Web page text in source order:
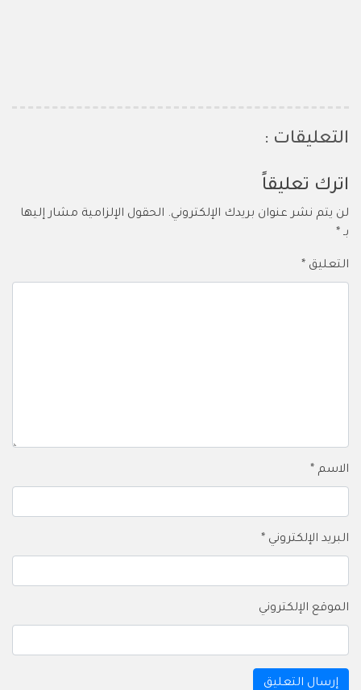
التعليقات :
اترك تعليقاً
لن يتم نشر عنوان بريدك الإلكتروني. الحقول الإلزامية مشار إليها
بـ *
التعليق *
الاسم *
البريد الإلكتروني *
الموقع الإلكتروني